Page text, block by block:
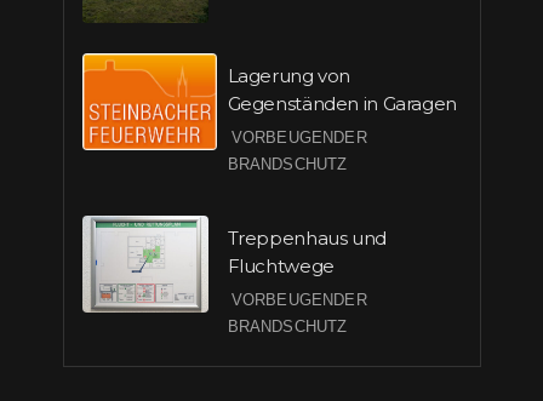
Lagerung von
Gegenständen in Garagen
VORBEUGENDER
BRANDSCHUTZ
Treppenhaus und
Fluchtwege
VORBEUGENDER
BRANDSCHUTZ